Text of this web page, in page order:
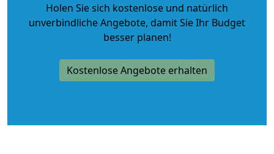
Holen Sie sich kostenlose und natürlich
unverbindliche Angebote, damit Sie Ihr Budget
besser planen!
Kostenlose Angebote erhalten